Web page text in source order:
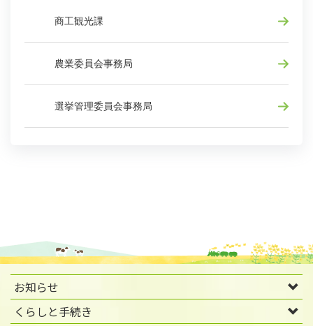
商工観光課
農業委員会事務局
選挙管理委員会事務局
お知らせ
くらしと手続き